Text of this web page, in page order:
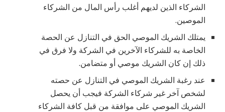
الشركاء الذين لديهم أغلب رأس المال من الشركاء
الموصين.
يمتلك الشريك الموصي الحق في التنازل عن الحصة
الخاصة به للشركاء الآخرين في الشركة ولا فرق في
ذلك إن كان الشريك موصي أو متضامن.
عند رغبة الشريك الموصي في التنازل عن حصته
لشخص آخر غير شركاء الشركة فيجب أن يحصل
الشريك الموصي على موافقة من قبل كافة الشركاء